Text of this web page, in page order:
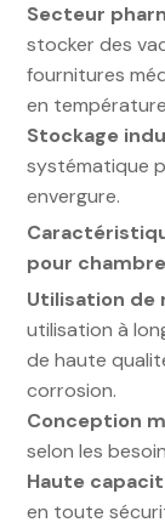
Secteur
stocker des
fournitures
en
Stockage
systématique
envergure.
pour
Utilisation de
utilisation à
de haute
corrosion.
Conception
selon les
Haute
en toute